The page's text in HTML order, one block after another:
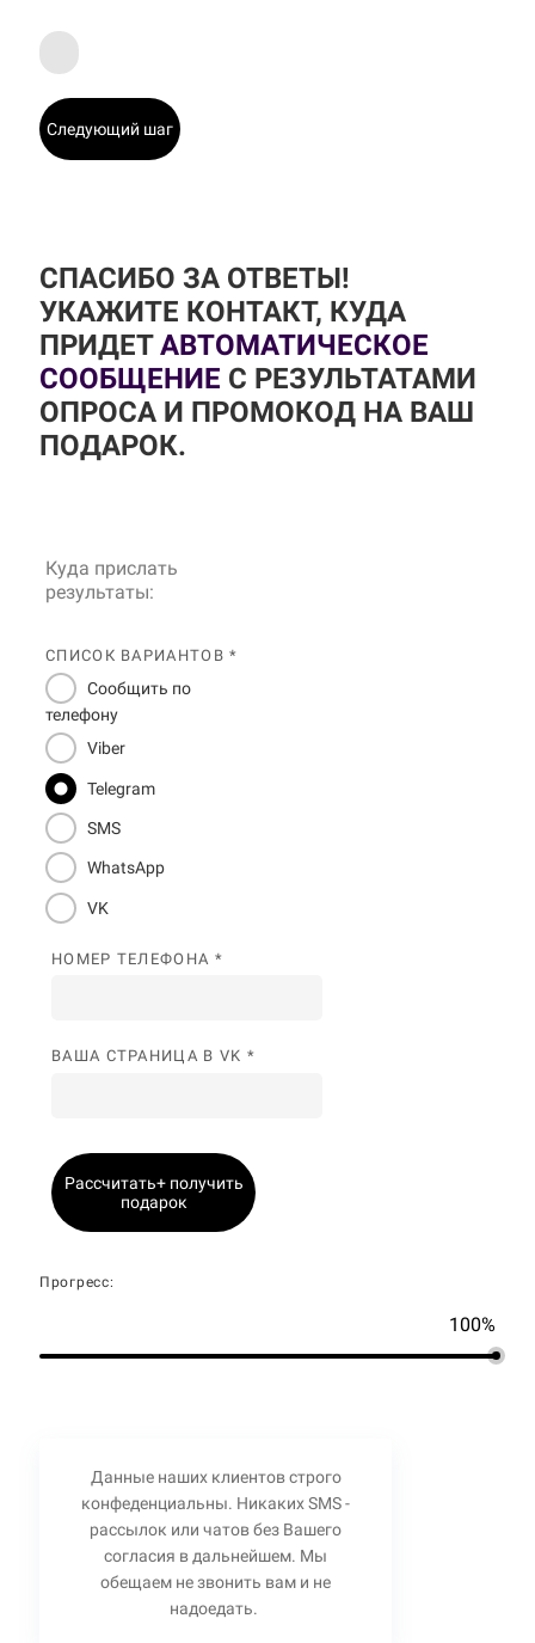
Следующий шаг
СПАСИБО ЗА ОТВЕТЫ!
УКАЖИТЕ КОНТАКТ, КУДА
ПРИДЕТАВТОМАТИЧЕСКОЕ
СООБЩЕНИЕ С РЕЗУЛЬТАТАМИ
ОПРОСА И ПРОМОКОД НА ВАШ
ПОДАРОК.
Куда прислать
результаты:
СПИСОК ВАРИАНТОВ *
Сообщить по
телефону
Viber
Telegram
SMS
WhatsApp
VK
НОМЕР ТЕЛЕФОНА *
ВАША СТРАНИЦА В VK *
Рассчитать+ получить
подарок
Прогресс:
100%
Данные наших клиентов строго
конфеденциальны. Никаких SMS -
рассылок или чатов без Вашего
согласия в дальнейшем. Мы
обещаем не звонить вам и не
надоедать.